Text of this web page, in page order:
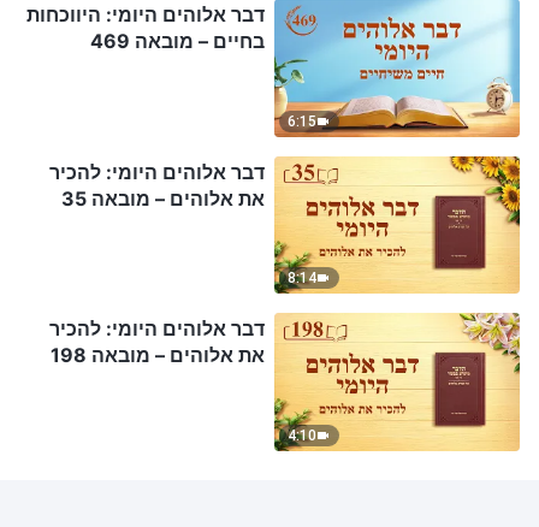
6:15
דבר אלוהים היומי: היווכחות
בחיים – מובאה 469
8:14
דבר אלוהים היומי: להכיר
את אלוהים – מובאה 35
4:10
דבר אלוהים היומי: להכיר
את אלוהים – מובאה 198